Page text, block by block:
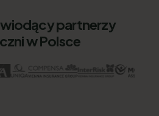
wiodący partnerzy
w Polsce